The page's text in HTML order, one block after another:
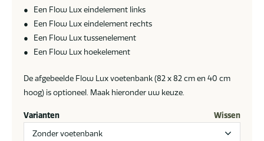
● Een Flow Lux eindelement links
● Een Flow Lux eindelement rechts
● Een Flow Lux tussenelement
● Een Flow Lux hoekelement
De afgebeelde Flow Lux voetenbank (82 x 82 cm en 40 cm
hoog) is optioneel. Maak hieronder uw keuze.
Varianten Wissen